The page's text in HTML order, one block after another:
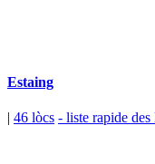
Estaing
| 46 lòcs - liste rapide des